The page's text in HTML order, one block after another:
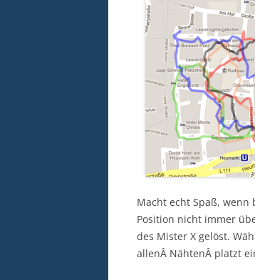
Macht echt Spaß,
Position nicht immer
des Mister X gelöst.
allenÂ NähtenÂ platzt